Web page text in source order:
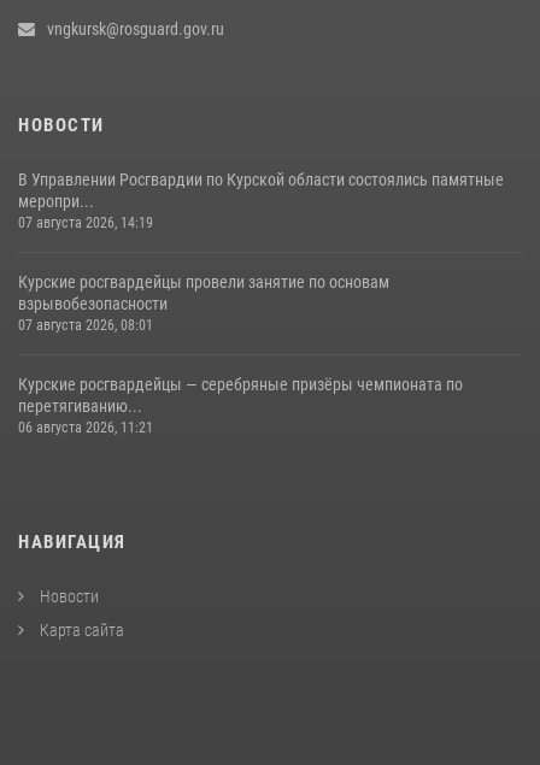
vngkursk@rosguard.gov.ru
НОВОСТИ
В Управлении Росгвардии по Курской области состоялись памятные
меропри...
07 августа 2026, 14:19
Курские росгвардейцы провели занятие по основам
взрывобезопасности
07 августа 2026, 08:01
Курские росгвардейцы — серебряные призёры чемпионата по
перетягиванию...
06 августа 2026, 11:21
НАВИГАЦИЯ
Новости
Карта сайта